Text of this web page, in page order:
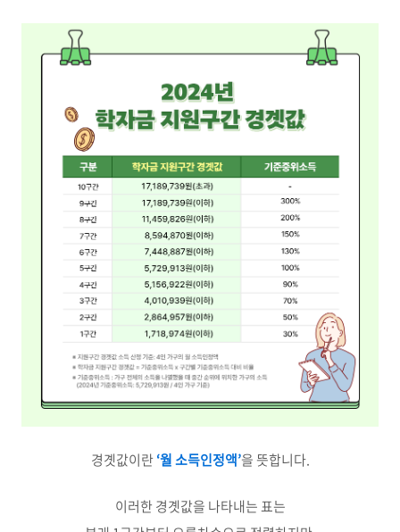
경곗값이란‘월 소득인정액’을 뜻합니다.
이러한 경곗값을 나타내는 표는